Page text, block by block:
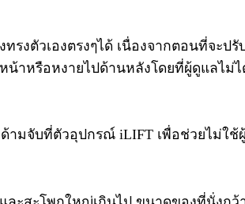
ทรงตัวเองตรงๆได้ เนื่องจากตอนที่จ
น้าหรือหงายไปด้านหลังโดยที่ผู้ดูแลไม่
ามจับที่ตัวอุปกรณ์ iLIFT เพื่อช่วยไม่ใช้